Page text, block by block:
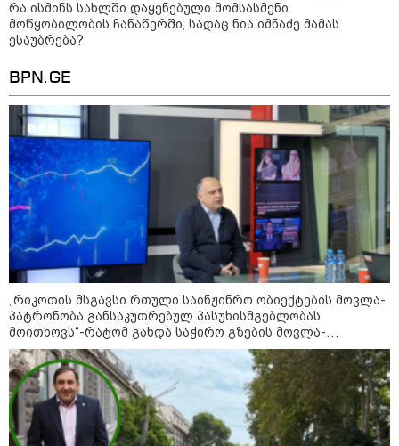
11:13 / 05-08-2026
Hisense წარმოგიდგენთ გზავნილს "ინოვაციები
მსოფლიო ჩემპიონატზე™
15:49 / 06-08-2026
შეიძინე ალდაგის სამოგზაურო დაზღვევა და
მიიღე გაორმაგებული ინტერნეტი
Faceამბები
რა ისმინს სახლში დაყენებული მომსასმენი
მოწყობილობის ჩანაწერში, სადაც ნია იმნაძე მამას
ესაუბრება?
BPN.GE
„რიკოთის მსგავსი რთული საინჟინრო ობიექტების მოვლა-
პატრონობა განსაკუთრებულ პასუხისმგებლობას
მოითხოვს“-რატომ გახდა საჭირო გზების მოვლა-
პატრონობისთვის სახელმწიფო კომპანიის შექმნა